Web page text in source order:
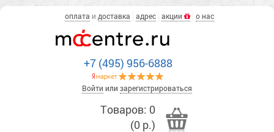
оплата и доставка адрес акции о нас
+7 (495) 956-6888
Войти или зарегистрироваться
Товаров: 0
(0 р.)